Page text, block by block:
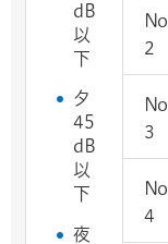
dB
以
下
夕
45
dB
以
下
夜
No.
2
No.
3
No.
4